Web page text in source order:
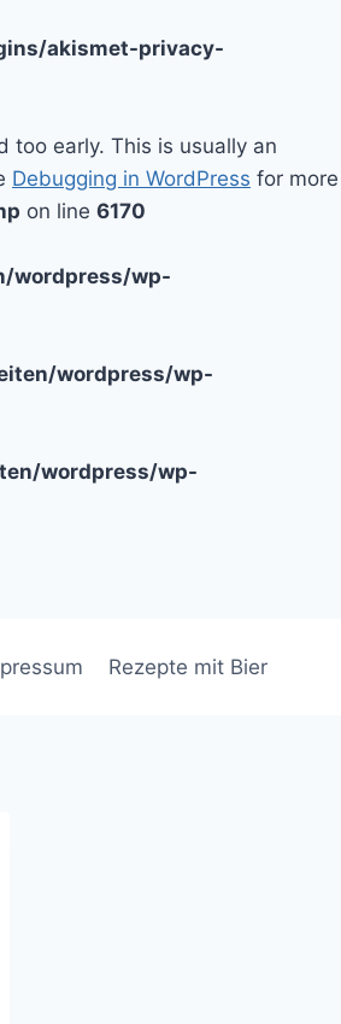
akismet-privacy-
too early. This is usually an
Debugging in WordPress for more
on line 6170
wordpress/wp-
wordpress/wp-
wordpress/wp-
Rezepte mit Bier